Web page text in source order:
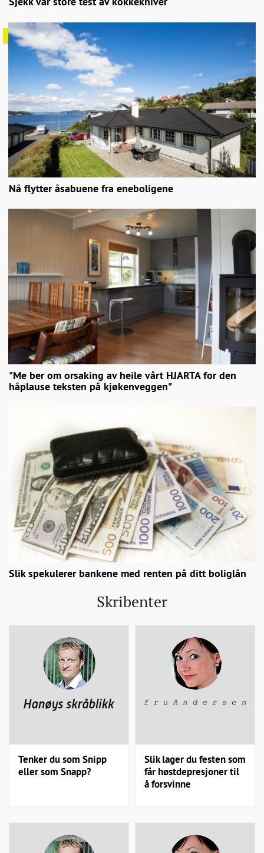
Nå flytter åsabuene fra eneboligene
"Me ber om orsaking av heile vårt HJARTA for den
håplause teksten på kjøkenveggen"
Slik spekulerer bankene med renten på ditt boliglån
Skribenter
Tenker du som Snipp
eller som Snapp?
Slik lager du festen som
får høstdepresjoner til
å forsvinne